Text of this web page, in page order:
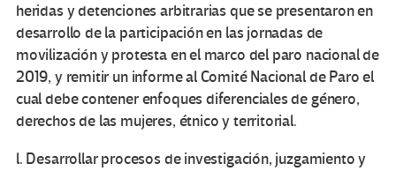
heridas y detenciones arbitrarias que se presentaron en
desarrollo de la participación en las jornadas de
movilización y protesta en el marco del paro nacional de
2019, y remitir un informe al Comité Nacional de Paro el
cual debe contener enfoques diferenciales de género,
derechos de las mujeres, étnico y territorial.
l. Desarrollar procesos de investigación, juzgamiento y